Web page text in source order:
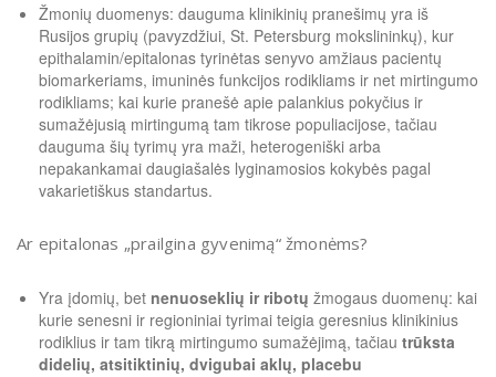
Žmonių duomenys: dauguma klinikinių pranešimų yra iš
Rusijos grupių (pavyzdžiui, St. Petersburg mokslininkų), kur
epithalamin/epitalonas tyrinėtas senyvo amžiaus pacientų
biomarkeriams, imuninės funkcijos rodikliams ir net mirtingumo
rodikliams; kai kurie pranešė apie palankius pokyčius ir
sumažėjusią mirtingumą tam tikrose populiacijose, tačiau
dauguma šių tyrimų yra maži, heterogeniški arba
nepakankamai daugiašalės lyginamosios kokybės pagal
vakarietiškus standartus.
Ar epitalonas „prailgina gyvenimą“ žmonėms?
Yra įdomių, bet nenuoseklių ir ribotų žmogaus duomenų: kai
kurie senesni ir regioniniai tyrimai teigia geresnius klinikinius
rodiklius ir tam tikrą mirtingumo sumažėjimą, tačiau trūksta
didelių, atsitiktinių, dvigubai aklų, placebu